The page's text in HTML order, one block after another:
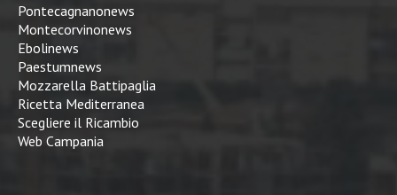
Pontecagnanonews
Montecorvinonews
Ebolinews
Paestumnews
Mozzarella Battipaglia
Ricetta Mediterranea
Scegliere il Ricambio
Web Campania